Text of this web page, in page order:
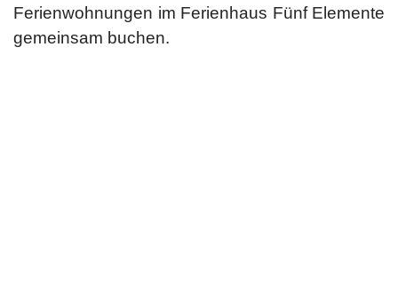
Ferienwohnungen im Ferienhaus Fünf Elemente
gemeinsam buchen.